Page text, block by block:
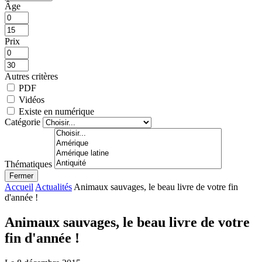
Âge
Prix
Autres critères
PDF
Vidéos
Existe en numérique
Catégorie
Thématiques
Fermer
Accueil Actualités Animaux sauvages, le beau livre de votre fin
d'année !
Animaux sauvages, le beau livre de votre
fin d'année !